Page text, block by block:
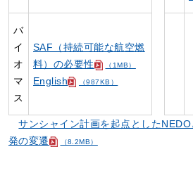
バ
イ
オ
マ
ス
SAF（持続可能な航空燃
料）の必要性
（1MB）
English （987KB）
サンシャイン計画を起点とした
発の変遷
（8.2MB）